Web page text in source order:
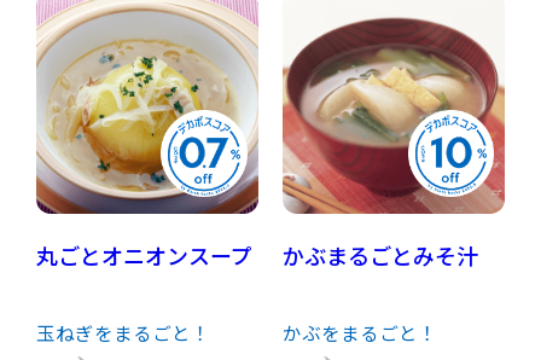
丸ごとオニオンスープ
玉ねぎをまるごと！
かぶまるごとみそ汁
かぶをまるごと！